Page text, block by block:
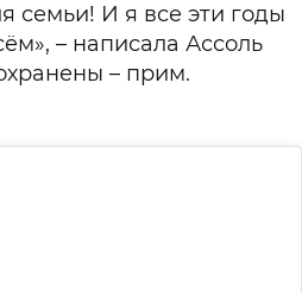
семьи! И я все эти годы
– написала Ассоль
– прим.